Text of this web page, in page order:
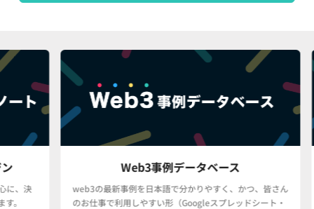
Web3事例データベース
web3の最新事例を日本語で分かりやすく、かつ、皆さん
のお仕事で利用しやすい形（Googleスプレッドシート・